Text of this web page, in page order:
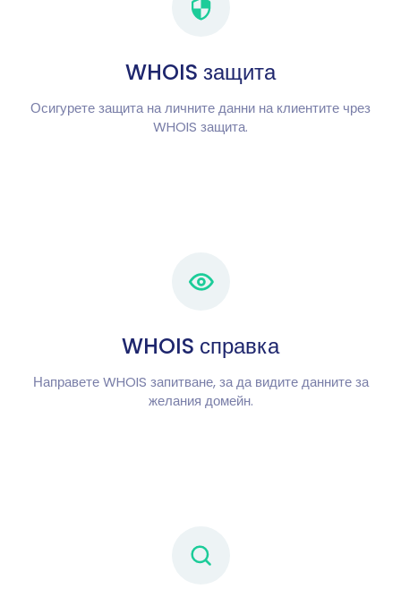
WHOIS защита
Осигурете защита на личните данни на клиентите чрез
WHOIS защита.
WHOIS справка
Направете WHOIS запитване, за да видите данните за
желания домейн.